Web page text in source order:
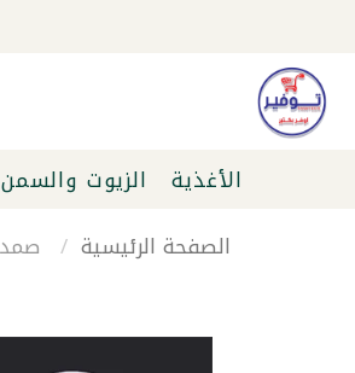
الأغذية الزيوت والسمن
الصفحة الرئيسية